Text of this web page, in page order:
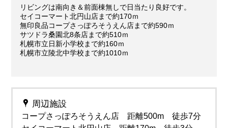
リビングは南向き＆前面棟無しで日当たり良好です。
セイコーマート北円山店まで約170ｍ
無印良品コープさっぽろそうえん店まで約590ｍ
サツドラ桑園北8条店まで約510ｍ
札幌市立日新小学校まで約160ｍ
札幌市立陵北中学校まで約1010ｍ
周辺施設
コープさっぽろそうえん店 距離500m 徒歩7分